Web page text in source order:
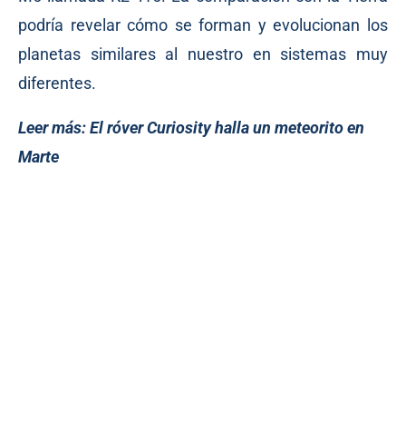
podría revelar cómo se forman y evolucionan los
planetas similares al nuestro en sistemas muy
diferentes.
Leer más:El róver Curiosity halla un meteorito en
Marte